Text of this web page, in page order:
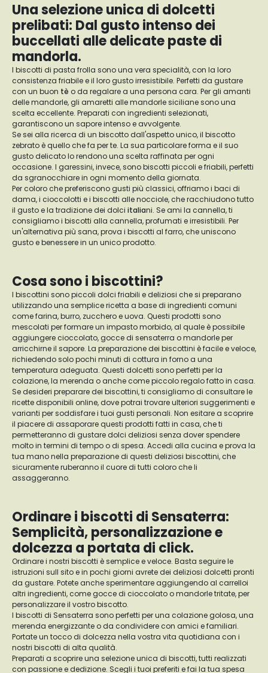
Una selezione unica di dolcetti
prelibati: Dal gusto intenso dei
buccellati alle delicate paste di
mandorla.
I biscotti di pasta frolla sono una vera specialità, con la loro
consistenza friabile e il loro gusto irresistibile. Perfetti da gustare
con un buon tè o da regalare a una persona cara. Per gli amanti
delle mandorle, gli amaretti alle mandorle siciliane sono una
scelta eccellente. Preparati con ingredienti selezionati,
garantiscono un sapore intenso e avvolgente.
Se sei alla ricerca di un biscotto dall'aspetto unico, il biscotto
zebrato è quello che fa per te. La sua particolare forma e il suo
gusto delicato lo rendono una scelta raffinata per ogni
occasione. I garessini, invece, sono biscotti piccoli e friabili, perfetti
da sgranocchiare in ogni momento della giornata.
Per coloro che preferiscono gusti più classici, offriamo i baci di
dama, i cioccolotti e i biscotti alle nocciole, che racchiudono tutto
il gusto e la tradizione dei dolci italiani. Se ami la cannella, ti
consigliamo i biscotti alla cannella, profumati e irresistibili. Per
un'alternativa più sana, prova i biscotti al farro, che uniscono
gusto e benessere in un unico prodotto.
Cosa sono i biscottini?
I biscottini sono piccoli dolci friabili e deliziosi che si preparano
utilizzando una semplice ricetta a base di ingredienti comuni
come farina, burro, zucchero e uova. Questi prodotti sono
mescolati per formare un impasto morbido, al quale è possibile
aggiungere cioccolato, gocce di sensaterra o mandorle per
arricchirne il sapore. La preparazione dei biscottini è facile e veloce,
richiedendo solo pochi minuti di cottura in forno a una
temperatura adeguata. Questi dolcetti sono perfetti per la
colazione, la merenda o anche come piccolo regalo fatto in casa.
Se desideri preparare dei biscottini, ti consigliamo di consultare le
ricette disponibili online, dove potrai trovare ulteriori suggerimenti e
varianti per soddisfare i tuoi gusti personali. Non esitare a scoprire
il piacere di assaporare questi prodotti fatti in casa, che ti
permetteranno di gustare dolci deliziosi senza dover spendere
molto in termini di tempo o di spesa. Accedi alla cucina e prova la
tua mano nella preparazione di questi deliziosi biscottini, che
sicuramente ruberanno il cuore di tutti coloro che li
assaggeranno.
Ordinare i biscotti di Sensaterra:
Semplicità, personalizzazione e
dolcezza a portata di click.
Ordinare i nostri biscotti è semplice e veloce. Basta seguire le
istruzioni sull sito e in pochi giorni avrete dei deliziosi dolcetti pronti
da gustare. Potete anche sperimentare aggiungendo al carrelloi
altri ingredienti, come gocce di cioccolato o mandorle tritate, per
personalizzare il vostro biscotto.
I biscotti di Sensaterra sono perfetti per una colazione golosa, una
merenda energizzante o da condividere con amici e familiari.
Portate un tocco di dolcezza nella vostra vita quotidiana con i
nostri biscotti di alta qualità.
Preparati a scoprire una selezione unica di biscotti, tutti realizzati
con passione e dedizione. Scegli i tuoi preferiti e fai la tua spesa